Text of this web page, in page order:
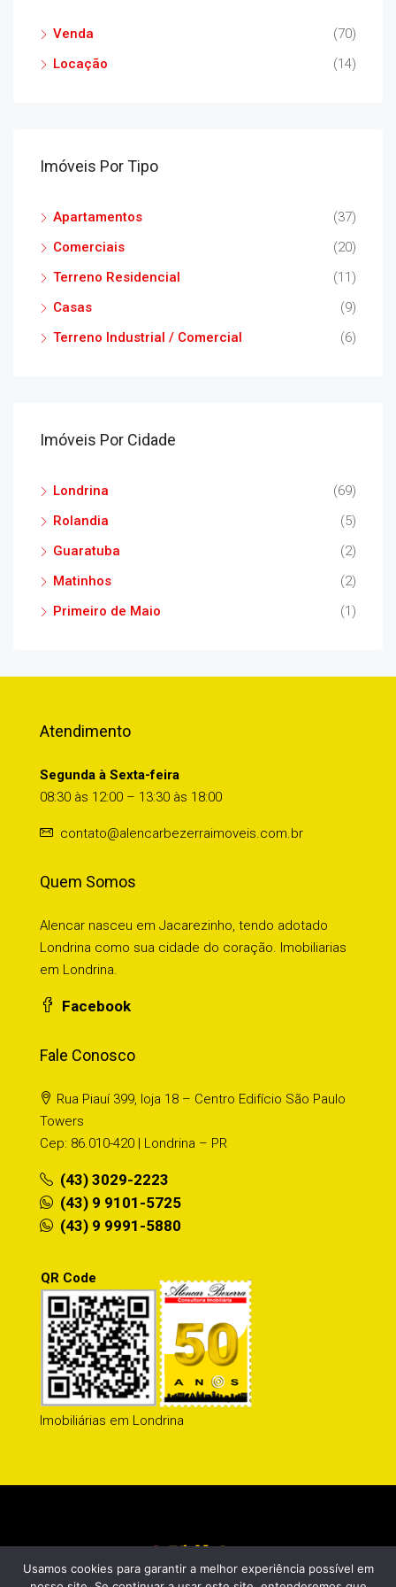
Venda
(70)
Locação
(14)
Imóveis Por Tipo
Apartamentos
(37)
Comerciais
(20)
Terreno Residencial
(11)
Casas
(9)
Terreno Industrial / Comercial
(6)
Imóveis Por Cidade
Londrina
(69)
Rolandia
(5)
Guaratuba
(2)
Matinhos
(2)
Primeiro de Maio
(1)
Atendimento
Segunda à Sexta-feira
08:30 às 12:00 – 13:30 às 18:00
contato@alencarbezerraimoveis.com.br
Quem Somos
Alencar nasceu em Jacarezinho, tendo adotado
Londrina como sua cidade do coração. Imobiliarias
em Londrina.
Facebook
Fale Conosco
Rua Piauí 399, loja 18 – Centro Edifício São Paulo
Towers
Cep: 86.010-420 | Londrina – PR
(43) 3029-2223
(43) 9 9101-5725
(43) 9 9991-5880
QR Code
Imobiliárias em Londrina
Usamos cookies para garantir a melhor experiência possível em